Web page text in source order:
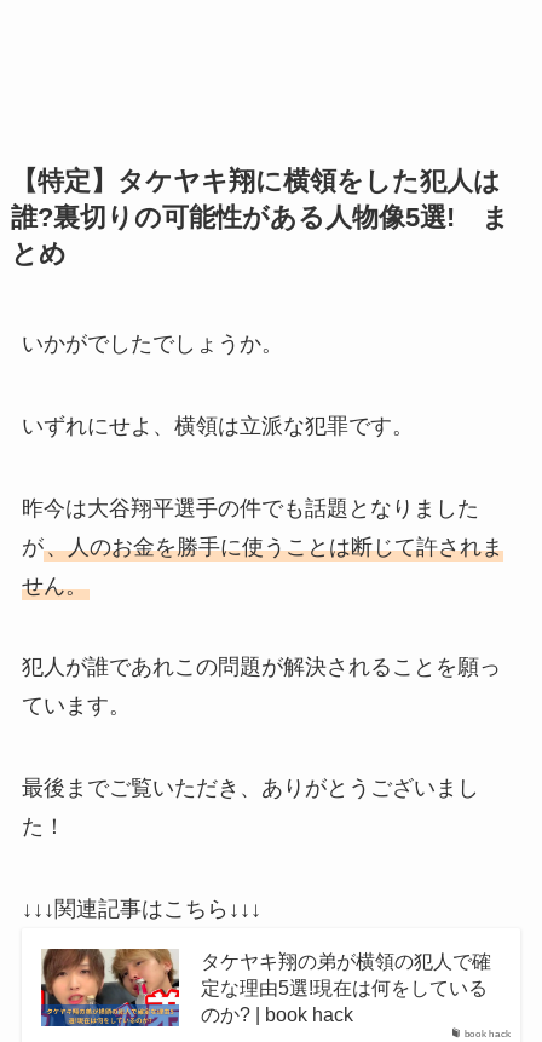
【特定】タケヤキ翔に横領をした犯人は
誰?裏切りの可能性がある人物像5選! ま
とめ
いかがでしたでしょうか。
いずれにせよ、横領は立派な犯罪です。
昨今は大谷翔平選手の件でも話題となりました
が、人のお金を勝手に使うことは断じて許されま
せん。
犯人が誰であれこの問題が解決されることを願っ
ています。
最後までご覧いただき、ありがとうございまし
た！
↓↓↓関連記事はこちら↓↓↓
book hack
タケヤキ翔の弟が横領の犯人で確
定な理由5選!現在は何をしている
のか? | book hack